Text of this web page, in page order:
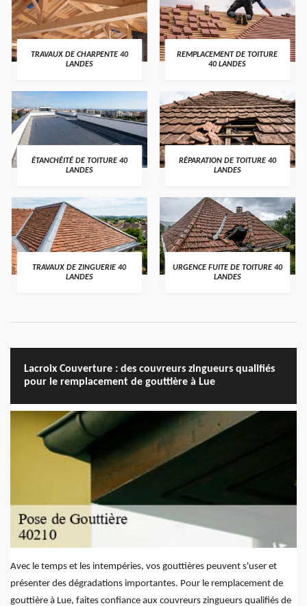
TRAVAUX DE CHARPENTE 40
LANDES
REMPLACEMENT DE TOITURE
40 LANDES
ÉTANCHÉITÉ DE TOITURE 40
LANDES
RÉPARATION DE TOITURE 40
LANDES
TRAVAUX DE ZINGUERIE 40
LANDES
URGENCE FUITE DE TOITURE 40
LANDES
Lacroix Couverture : des couvreurs zingueurs qualifiés
pour le remplacement de gouttière à Lue
Avec le temps et les intempéries, vos gouttières peuvent s'user et
présenter des dégradations importantes. Pour le remplacement de
gouttière à Lue, faites confiance aux couvreurs zingueurs qualifiés de